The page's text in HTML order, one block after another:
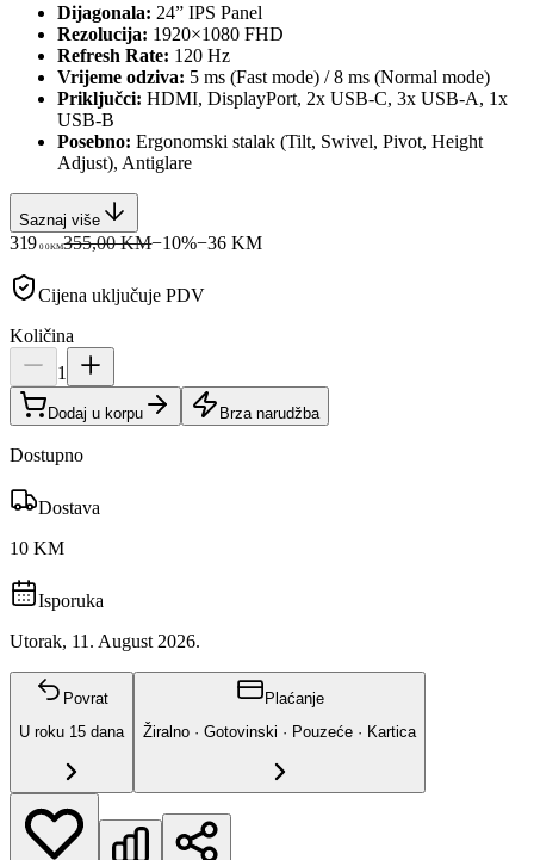
Dijagonala: 24” IPS Panel
Rezolucija: 1920×1080 FHD
Refresh Rate: 120 Hz
Vrijeme odziva: 5 ms (Fast mode) / 8 ms (Normal mode)
Priključci: HDMI, DisplayPort, 2x USB-C, 3x USB-A, 1x
USB-B
Posebno: Ergonomski stalak (Tilt, Swivel, Pivot, Height
Adjust), Antiglare
Saznaj više
319 00KM355,00 KM−10%−36 KM
Cijena uključuje PDV
Količina
1
Dodaj u korpu Brza narudžba
Dostupno
Dostava
10 KM
Isporuka
Utorak, 11. August 2026.
Povrat
U roku 15 dana
Plaćanje
Žiralno · Gotovinski · Pouzeće · Kartica